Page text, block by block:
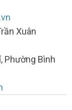
Xuân
Phường Bình